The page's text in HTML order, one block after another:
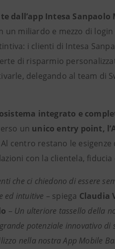
dall’app Intesa Sanpaolo
miliardo e mezzo di login
i clienti di Intesa
di risparmio
delegando al team di
integrato e
un unico entry point,
centro restano le
con la clientela, fiducia
che ci chiedono di essere
ed intuitive – spiega Claudia
– Un ulteriore tassello della
potenziale innovativo di
nella nostra App Mobile